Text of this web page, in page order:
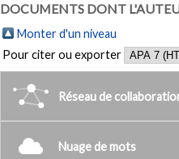
DOCUMENTS DONT
Monter d'un niveau
Pour citer ou exporter
Réseau de
Nuage de mots